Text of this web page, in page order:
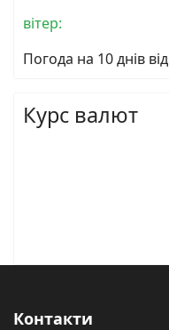
вітер:
Погода на 10 днів від
Курс валют
Контакти